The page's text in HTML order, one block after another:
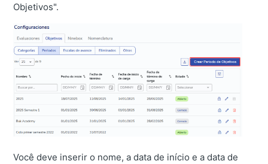
Objetivos".
Você deve inserir o nome, a data de início e a data de